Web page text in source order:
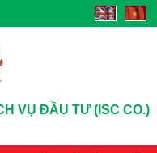
VỤ ĐẦU TƯ (ISC CO.)